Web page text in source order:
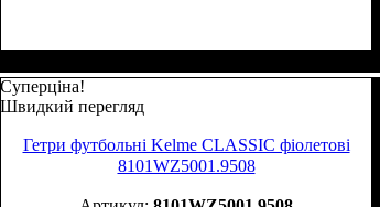
Суперціна!
Швидкий перегляд
Гетри футбольні Kelme CLASSIC фіолетові
8101WZ5001.9508